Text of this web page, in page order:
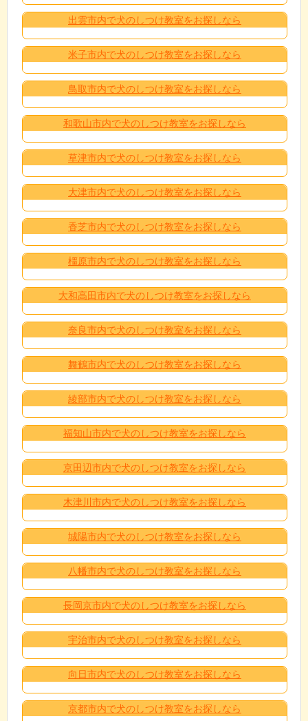
出雲市内で犬のしつけ教室をお探しなら
米子市内で犬のしつけ教室をお探しなら
鳥取市内で犬のしつけ教室をお探しなら
和歌山市内で犬のしつけ教室をお探しなら
草津市内で犬のしつけ教室をお探しなら
大津市内で犬のしつけ教室をお探しなら
香芝市内で犬のしつけ教室をお探しなら
橿原市内で犬のしつけ教室をお探しなら
大和高田市内で犬のしつけ教室をお探しなら
奈良市内で犬のしつけ教室をお探しなら
舞鶴市内で犬のしつけ教室をお探しなら
綾部市内で犬のしつけ教室をお探しなら
福知山市内で犬のしつけ教室をお探しなら
京田辺市内で犬のしつけ教室をお探しなら
木津川市内で犬のしつけ教室をお探しなら
城陽市内で犬のしつけ教室をお探しなら
八幡市内で犬のしつけ教室をお探しなら
長岡京市内で犬のしつけ教室をお探しなら
宇治市内で犬のしつけ教室をお探しなら
向日市内で犬のしつけ教室をお探しなら
京都市内で犬のしつけ教室をお探しなら